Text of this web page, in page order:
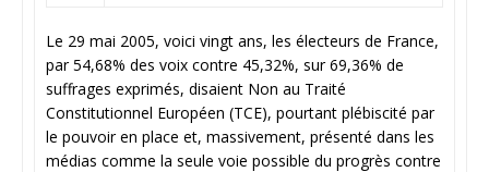
Le 29 mai 2005, voici vingt ans, les électeurs de France,
par 54,68% des voix contre 45,32%, sur 69,36% de
suffrages exprimés, disaient Non au Traité
Constitutionnel Européen (TCE), pourtant plébiscité par
le pouvoir en place et, massivement, présenté dans les
médias comme la seule voie possible du progrès contre